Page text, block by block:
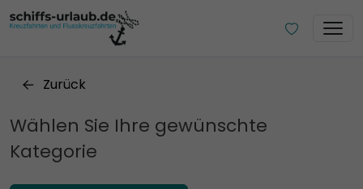
Zurück
Wählen Sie Ihre gewünschte
Kategorie